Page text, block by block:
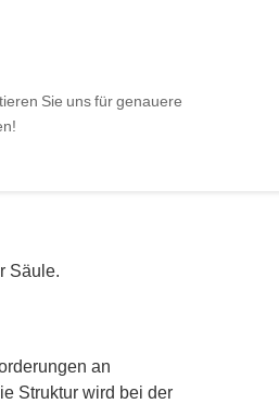
Sie uns für genauere
Säule.
an
Struktur wird bei der